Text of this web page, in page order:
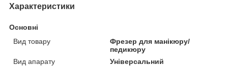
Характеристики
Основні
Вид товару
Фрезер для манікюру/
педикюру
Вид апарату
Універсальний